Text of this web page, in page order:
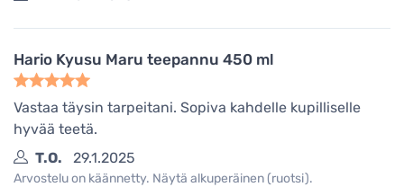
Hario Kyusu Maru teepannu 450 ml
Vastaa täysin tarpeitani. Sopiva kahdelle kupilliselle
hyvää teetä.
T.O.
29.1.2025
Arvostelu on käännetty. Näytä alkuperäinen (ruotsi).